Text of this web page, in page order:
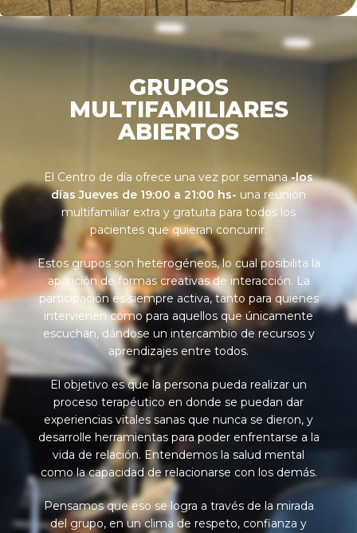
GRUPOS
MULTIFAMILIARES
ABIERTOS
El Centro de día ofrece una vez por semana-los
días Jueves de 19:00 a 21:00 hs- una reunión
multifamiliar extra y gratuita para todos los
pacientes que quieran concurrir.
Estos grupos son heterogéneos, lo cual posibilita la
aparición de formas creativas de interacción. La
participación es siempre activa, tanto para quienes
intervienen como para aquellos que únicamente
escuchan, dándose un intercambio de recursos y
aprendizajes entre todos.
El objetivo es que la persona pueda realizar un
proceso terapéutico en donde se puedan dar
experiencias vitales sanas que nunca se dieron, y
desarrolle herramientas para poder enfrentarse a la
vida de relación. Entendemos la salud mental
como la capacidad de relacionarse con los demás.
Pensamos que eso se logra a través de la mirada
del grupo, en un clima de respeto, confianza y